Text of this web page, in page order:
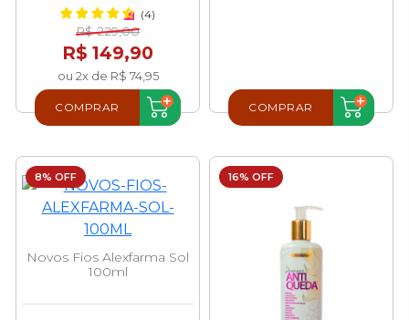
(4)
R$ 229,00
R$ 149,90
ou 2x de R$ 74,95
COMPRAR COMPRAR
8% OFF
Novos Fios Alexfarma Sol
100ml
16% OFF